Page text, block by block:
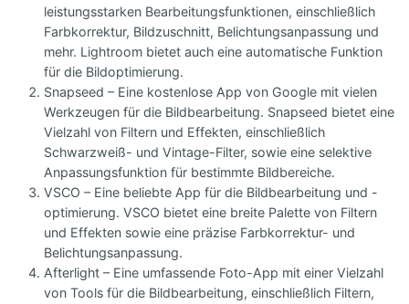
leistungsstarken Bearbeitungsfunktionen, einschließlich
Farbkorrektur, Bildzuschnitt, Belichtungsanpassung und
mehr. Lightroom bietet auch eine automatische Funktion
für die Bildoptimierung.
Snapseed – Eine kostenlose App von Google mit vielen
Werkzeugen für die Bildbearbeitung. Snapseed bietet eine
Vielzahl von Filtern und Effekten, einschließlich
Schwarzweiß- und Vintage-Filter, sowie eine selektive
Anpassungsfunktion für bestimmte Bildbereiche.
VSCO – Eine beliebte App für die Bildbearbeitung und -
optimierung. VSCO bietet eine breite Palette von Filtern
und Effekten sowie eine präzise Farbkorrektur- und
Belichtungsanpassung.
Afterlight – Eine umfassende Foto-App mit einer Vielzahl
von Tools für die Bildbearbeitung, einschließlich Filtern,